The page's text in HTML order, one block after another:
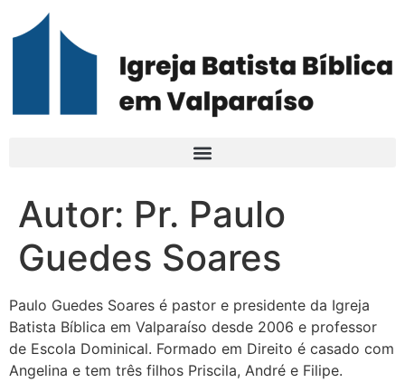
Autor: Pr. Paulo
Guedes Soares
Paulo Guedes Soares é pastor e presidente da Igreja
Batista Bíblica em Valparaíso desde 2006 e professor
de Escola Dominical. Formado em Direito é casado com
Angelina e tem três filhos Priscila, André e Filipe.